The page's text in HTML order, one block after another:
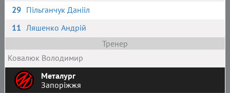
29 Пільганчук Данііл
11 Ляшенко Андрій
Тренер
Ковалюк Володимир
Металург
Запоріжжя